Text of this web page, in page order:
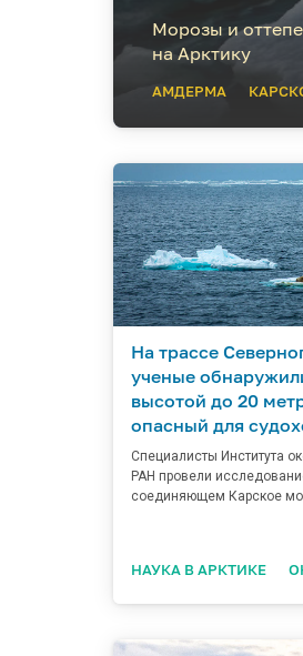
Морозы и
на Арктику
АМДЕРМА
На трассе
ученые
высотой до 20
опасный для
Специалисты Института
РАН провели
соединяющем Карское
НАУКА В АРКТИКЕ